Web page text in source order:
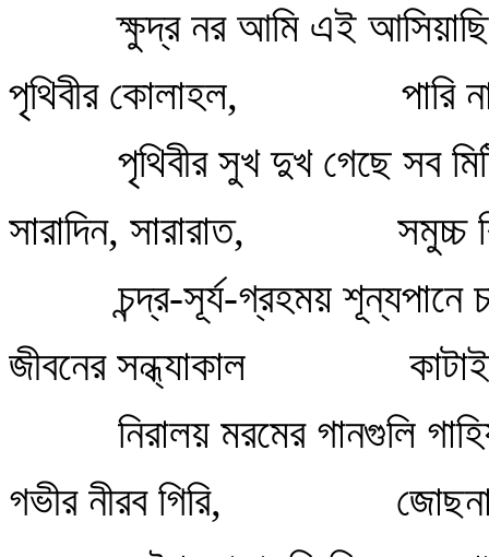
ক্ষুদ্র নর আমি এই
পৃথিবীর কোলাহল,
পারি
পৃথিবীর সুখ দুখ গেছে সব
সারাদিন, সারারাত,
সমুচ্চ
চন্দ্র-সূর্য-গ্রহময় শূন্যপানে
জীবনের সন্ধ্যাকাল
নিরালয় মরমের গানগুলি
গভীর নীরব গিরি,
জোছনা